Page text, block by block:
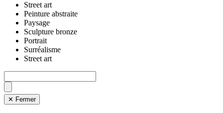
Street art
Peinture abstraite
Paysage
Sculpture bronze
Portrait
Surréalisme
Street art
✕ Fermer